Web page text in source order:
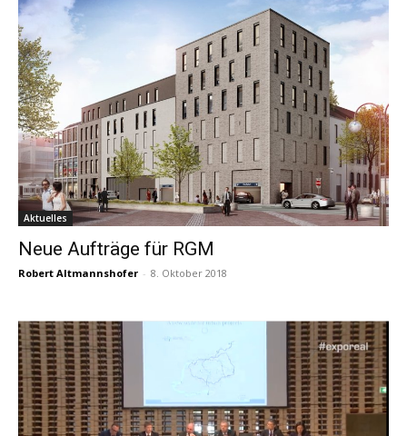
Aktuelles
Neue Aufträge für RGM
Robert Altmannshofer - 8. Oktober 2018